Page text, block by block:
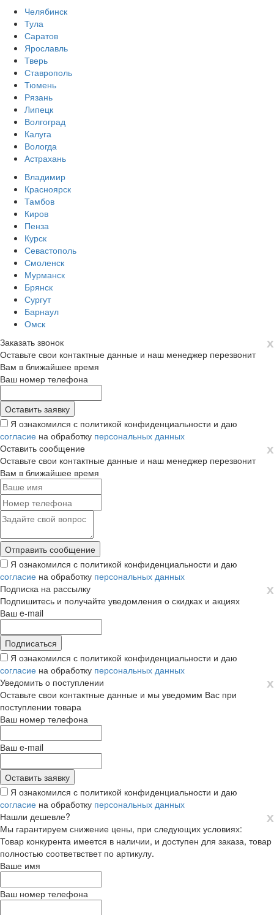
Челябинск
Тула
Саратов
Ярославль
Тверь
Ставрополь
Тюмень
Рязань
Липецк
Волгоград
Калуга
Вологда
Астрахань
Владимир
Красноярск
Тамбов
Киров
Пенза
Курск
Севастополь
Смоленск
Мурманск
Брянск
Сургут
Барнаул
Омск
х
Заказать звонок
Оставьте свои контактные данные и наш менеджер перезвонит
Вам в ближайшее время
Ваш номер телефона
Я ознакомился с политикой конфиденциальности и даю
согласие на обработку персональных данных
х
Оставить сообщение
Оставьте свои контактные данные и наш менеджер перезвонит
Вам в ближайшее время
Я ознакомился с политикой конфиденциальности и даю
согласие на обработку персональных данных
х
Подписка на рассылку
Подпишитесь и получайте уведомления о скидках и акциях
Ваш e-mail
Я ознакомился с политикой конфиденциальности и даю
согласие на обработку персональных данных
х
Уведомить о поступлении
Оставьте свои контактные данные и мы уведомим Вас при
поступлении товара
Ваш номер телефона
Ваш e-mail
Я ознакомился с политикой конфиденциальности и даю
согласие на обработку персональных данных
х
Нашли дешевле?
Мы гарантируем снижение цены, при следующих условиях:
Товар конкурента имеется в наличии, и доступен для заказа, товар
полностью соответвствет по артикулу.
Ваше имя
Ваш номер телефона